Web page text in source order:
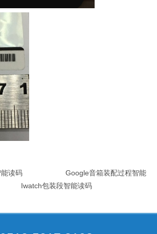
能读码 Google音箱装配过程智能
装段智能读码